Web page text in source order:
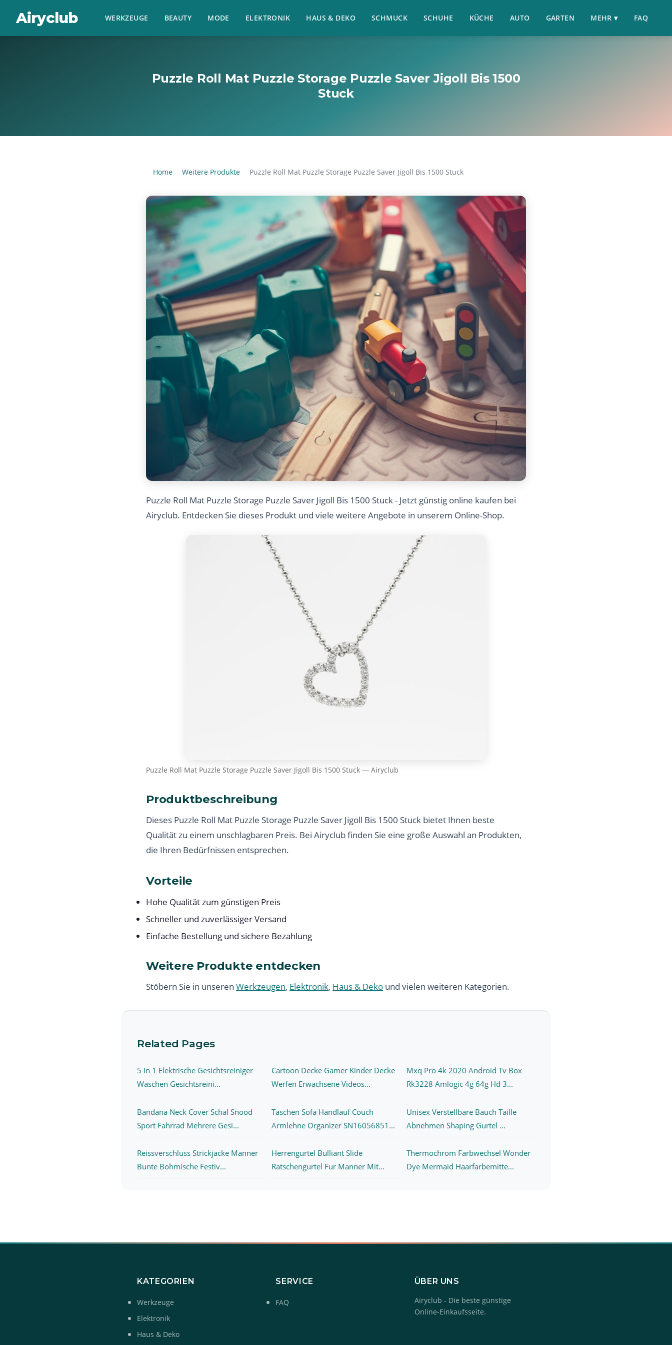
Airyclub WERKZEUGE BEAUTY MODE ELEKTRONIK HAUS & DEKO SCHMUCK SCHUHE KÜCHE AUTO GARTEN MEHR ▾ FAQ
Puzzle Roll Mat Puzzle Storage Puzzle Saver Jigoll Bis 1500
Stuck
Home Weitere Produkte Puzzle Roll Mat Puzzle Storage Puzzle Saver Jigoll Bis 1500 Stuck
Puzzle Roll Mat Puzzle Storage Puzzle Saver Jigoll Bis 1500 Stuck - Jetzt günstig online kaufen bei
Airyclub. Entdecken Sie dieses Produkt und viele weitere Angebote in unserem Online-Shop.
Puzzle Roll Mat Puzzle Storage Puzzle Saver Jigoll Bis 1500 Stuck — Airyclub
Produktbeschreibung
Dieses Puzzle Roll Mat Puzzle Storage Puzzle Saver Jigoll Bis 1500 Stuck bietet Ihnen beste
Qualität zu einem unschlagbaren Preis. Bei Airyclub finden Sie eine große Auswahl an Produkten,
die Ihren Bedürfnissen entsprechen.
Vorteile
Hohe Qualität zum günstigen Preis
Schneller und zuverlässiger Versand
Einfache Bestellung und sichere Bezahlung
Weitere Produkte entdecken
Stöbern Sie in unseren Werkzeugen, Elektronik, Haus & Deko und vielen weiteren Kategorien.
Related Pages
5 In 1 Elektrische Gesichtsreiniger
Waschen Gesichtsreini...
Cartoon Decke Gamer Kinder Decke
Werfen Erwachsene Videos...
Mxq Pro 4k 2020 Android Tv Box
Rk3228 Amlogic 4g 64g Hd 3...
Bandana Neck Cover Schal Snood
Sport Fahrrad Mehrere Gesi...
Taschen Sofa Handlauf Couch
Armlehne Organizer SN16056851...
Unisex Verstellbare Bauch Taille
Abnehmen Shaping Gurtel ...
Reissverschluss Strickjacke Manner
Bunte Bohmische Festiv...
Herrengurtel Bulliant Slide
Ratschengurtel Fur Manner Mit...
Thermochrom Farbwechsel Wonder
Dye Mermaid Haarfarbemitte...
KATEGORIEN
Werkzeuge
Elektronik
Haus & Deko
SERVICE
FAQ
ÜBER UNS
Airyclub - Die beste günstige
Online-Einkaufsseite.